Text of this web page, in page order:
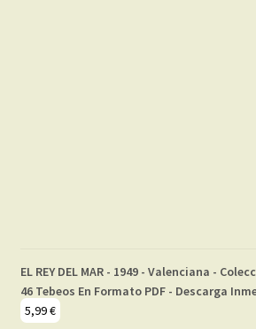
EL REY DEL MAR - 1949 - Valenciana -
46 Tebeos En Formato PDF - Descarga
5,99€